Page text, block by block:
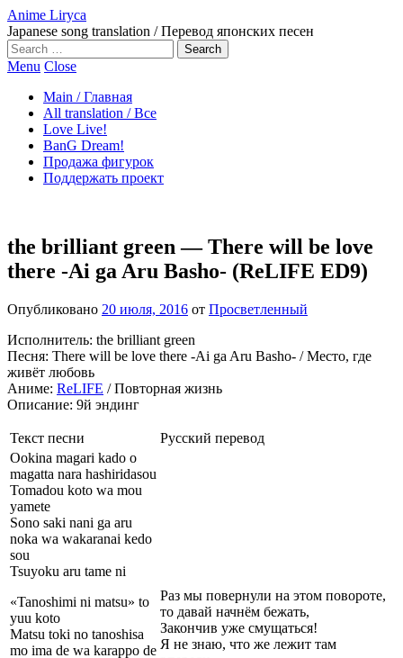
Anime Liryca
Japanese song translation / Перевод японских песен
Search
on:
Menu Close
Main / Главная
All translation / Все
Love Live!
BanG Dream!
Продажа фигурок
Поддержать проект
the brilliant green — There will be love
there -Ai ga Aru Basho- (ReLIFE ED9)
Опубликовано 20 июля, 2016 от Просветленный
Исполнитель: the brilliant green
Песня: There will be love there -Ai ga Aru Basho- / Место, где
живёт любовь
Аниме: ReLIFE / Повторная жизнь
Описание: 9й эндинг
Текст песни
Русский перевод
Ookina magari kado o
magatta nara hashiridasou
Tomadou koto wa mou
yamete
Sono saki nani ga aru
noka wa wakaranai kedo
sou
Tsuyoku aru tame ni
«Tanoshimi ni matsu» to
yuu koto
Matsu toki no tanoshisa
mo ima de wa karappo de
Раз мы повернули на этом повороте,
то давай начнём бежать,
Закончив уже смущаться!
Я не знаю, что же лежит там